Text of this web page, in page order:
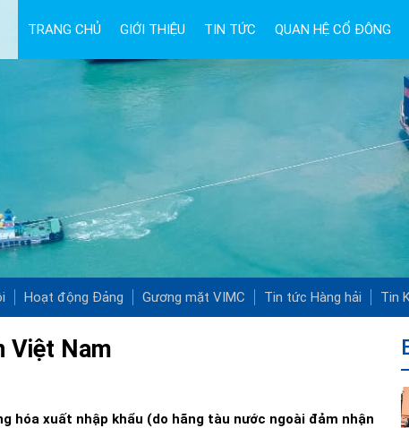
TRANG CHỦ GIỚI THIỆU TIN TỨC QUAN HỆ CỔ ĐÔNG
Hoạt động Đảng Gương mặt VIMC Tin tức Hàng hải Tin
Việt Nam
hóa xuất nhập khẩu (do hãng tàu nước ngoài đảm nhận